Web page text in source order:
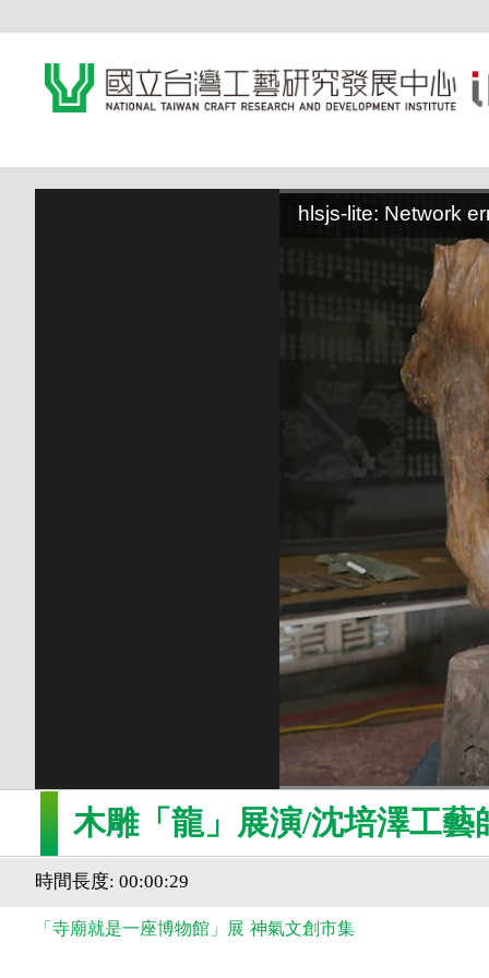
hlsjs-lite: Network
木雕「龍」展演/沈培澤工藝
時間長度: 00:00:29
「寺廟就是一座博物館」展 神氣文創市集